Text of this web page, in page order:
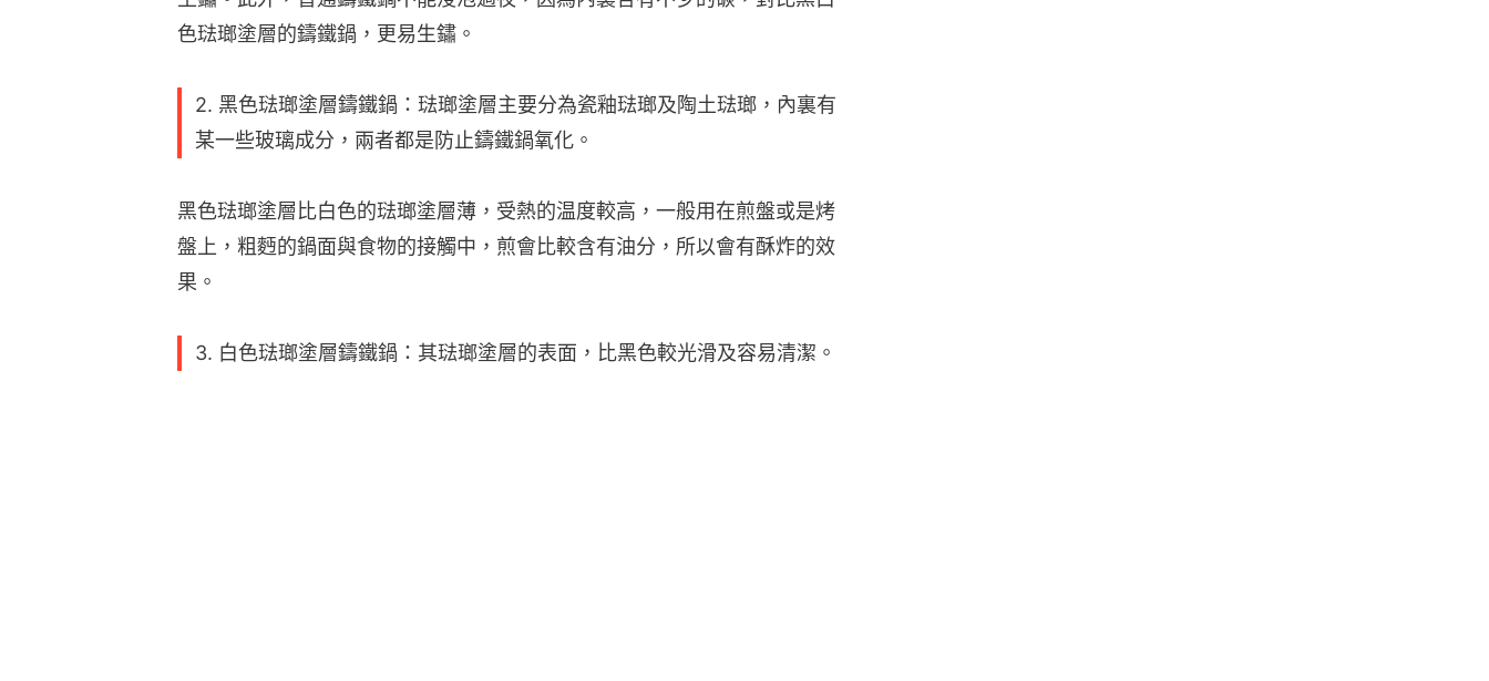
色琺瑯塗層的鑄鐵鍋，更易生鏽。
2. 黑色琺瑯塗層鑄鐵鍋：琺瑯塗層主要分為瓷釉琺瑯及陶土琺瑯，內裏有
某一些玻璃成分，兩者都是防止鑄鐵鍋氧化。
黑色琺瑯塗層比白色的琺瑯塗層薄，受熱的温度較高，一般用在煎盤或是烤
盤上，粗麪的鍋面與食物的接觸中，煎會比較含有油分，所以會有酥炸的效
果。
3. 白色琺瑯塗層鑄鐵鍋：其琺瑯塗層的表面，比黑色較光滑及容易清潔。